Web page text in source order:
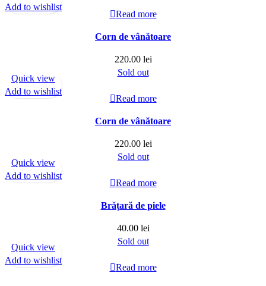
Add to wishlist
Read more
Corn de vânătoare
220.00 lei
Sold out
Quick view
Add to wishlist
Read more
Corn de vânătoare
220.00 lei
Sold out
Quick view
Add to wishlist
Read more
Brățară de piele
40.00 lei
Sold out
Quick view
Add to wishlist
Read more